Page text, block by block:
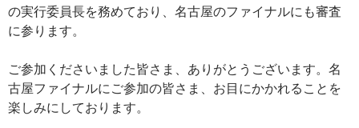
の実行委員長を務めており、名古屋のファイナルにも審査
に参ります。
ご参加くださいました皆さま、ありがとうございます。名
古屋ファイナルにご参加の皆さま、お目にかかれることを
楽しみにしております。